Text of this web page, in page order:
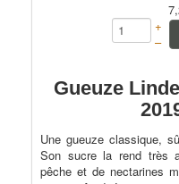
+
–
Gueuze
Une gueuze classique,
Son sucre la rend très
pêche et de nectarines